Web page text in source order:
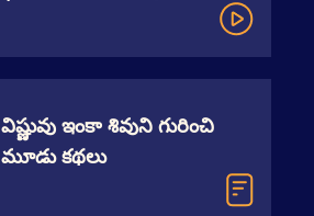
విష్ణువు ఇంకా శివుని గురించి
మూడు కథలు